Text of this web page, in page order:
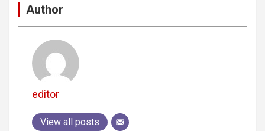
Author
editor
View all posts